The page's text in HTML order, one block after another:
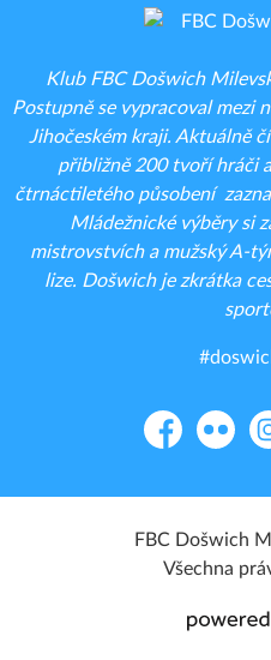
Klub FBC Došwich
Postupně se vypracoval mezi
Jihočeském kraji. Aktuálně
přibližně 200 tvoří hráči
čtrnáctiletého působení
Mládežnické výběry si
mistrovstvích a mužský A-
lize. Došwich je zkrátka
FacebookFlickr
FBC Došwich
Všechna